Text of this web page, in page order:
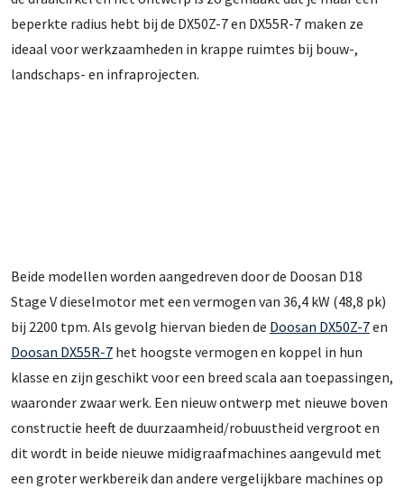
beperkte radius hebt bij de DX50Z-7 en DX55R-7 maken ze
ideaal voor werkzaamheden in krappe ruimtes bij bouw-,
landschaps- en infraprojecten.
Beide modellen worden aangedreven door de Doosan D18
Stage V dieselmotor met een vermogen van 36,4 kW (48,8 pk)
bij 2200 tpm. Als gevolg hiervan bieden de Doosan DX50Z-7en
Doosan DX55R-7 het hoogste vermogen en koppel in hun
klasse en zijn geschikt voor een breed scala aan toepassingen,
waaronder zwaar werk. Een nieuw ontwerp met nieuwe boven
constructie heeft de duurzaamheid/robuustheid vergroot en
dit wordt in beide nieuwe midigraafmachines aangevuld met
een groter werkbereik dan andere vergelijkbare machines op